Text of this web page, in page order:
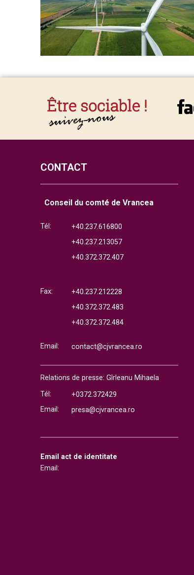
CONTACT
Conseil du comté de Vrancea
Tél:
+40.237.616800
+40.237.213057
+40.372.372.407
Fax:
+40.237.212228
+40.372.372.483
+40.372.372.484
Email: contact@cjvrancea.ro
Relations de presse: Gîrleanu Mihaela
Tél:
+0372.372429
Email:
presa@cjvrancea.ro
Email act de identitate
Email: